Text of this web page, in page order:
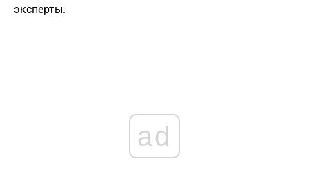
эксперты.
ad